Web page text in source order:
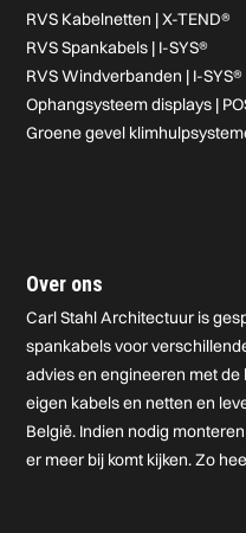
RVS Kabelnetten | X-TEND®
RVS Spankabels | I-SYS®
RVS Windverbanden | I-SYS®
Ophangsysteem displays |
Groene gevel
Over ons
Carl Stahl Architectuur is
spankabels voor
advies en engineeren met
eigen kabels en netten en
België. Indien nodig
er meer bij komt kijken. Zo